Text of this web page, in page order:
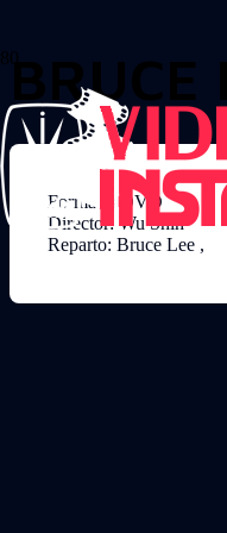
BRUCE
Formato: DVD
Director: Wu Shih
Reparto: Bruce Lee ,